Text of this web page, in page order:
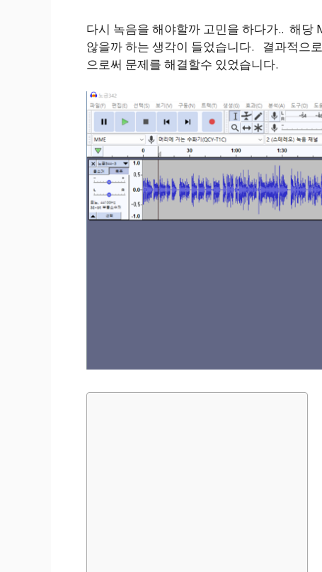
다시 녹음을 해야할까 고민을 하다가.. 해당
않을까 하는 생각이 들었습니다.
결과적으
으로써 문제를 해결할수 있었습니다.